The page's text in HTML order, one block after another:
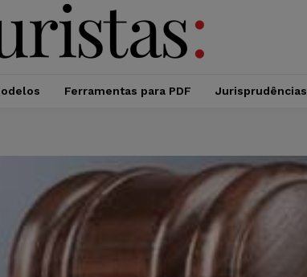
Ferramentas para PDF Jurisprudências